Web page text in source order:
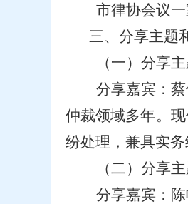
市律协会议
三、分享主题
（一）分享
分享嘉宾：
仲裁领域多年。
纷处理，兼具实务
（二）分享
分享嘉宾：